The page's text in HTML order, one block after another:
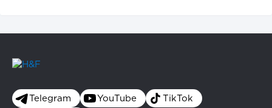
Telegram YouTube TikTok